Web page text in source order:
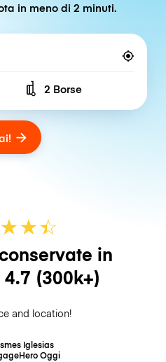
in meno di 2 minuti.
Number of bags
2 Borse
★★☆
★
in
4.7 (300k+)
and location!
Iglesias
Oggi